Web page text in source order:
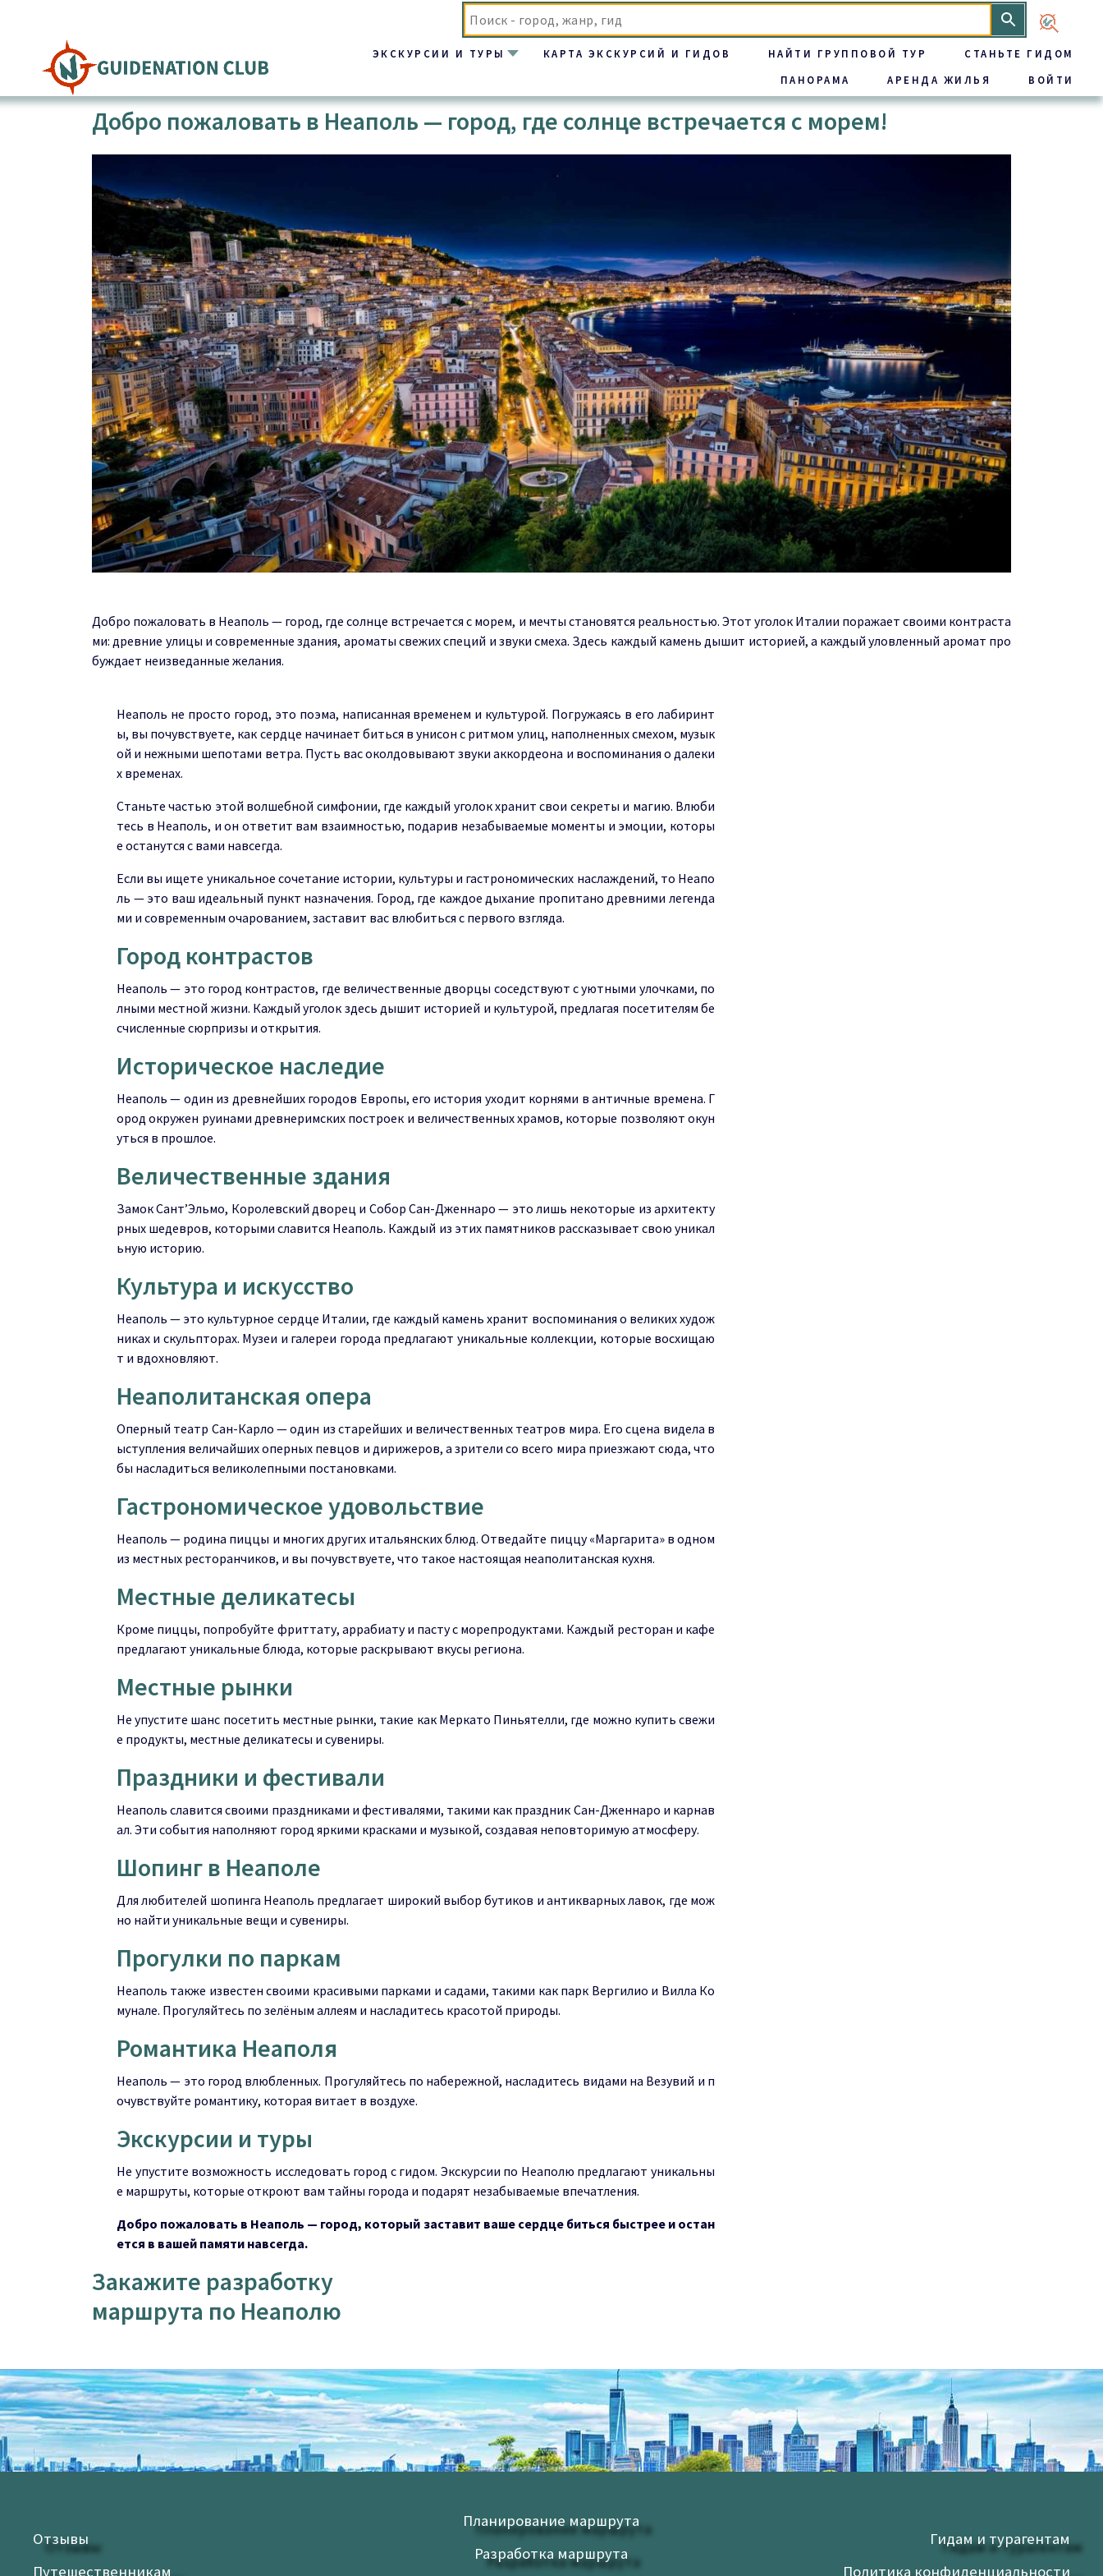
содержимому
ЭКСКУРСИИ И ТУРЫ КАРТА ЭКСКУРСИЙ И ГИДОВ НАЙТИ ГРУППОВОЙ ТУР
СТАНЬТЕ ГИДОМ
ПАНОРАМА
АРЕНДА ЖИЛЬЯ ВОЙТИ
Добро пожаловать в Неаполь — город, где солнце встречается с морем!
Добро пожаловать в Неаполь — город, где солнце встречается с морем, и мечты становятся реальностью. Этот уголок Италии поражает своими контраста
ми: древние улицы и современные здания, ароматы свежих специй и звуки смеха. Здесь каждый камень дышит историей, а каждый уловленный аромат про
буждает неизведанные желания.
Неаполь не просто город, это поэма, написанная временем и культурой. Погружаясь в его лабиринт
ы, вы почувствуете, как сердце начинает биться в унисон с ритмом улиц, наполненных смехом, музык
ой и нежными шепотами ветра. Пусть вас околдовывают звуки аккордеона и воспоминания о далеки
х временах.
Станьте частью этой волшебной симфонии, где каждый уголок хранит свои секреты и магию. Влюби
тесь в Неаполь, и он ответит вам взаимностью, подарив незабываемые моменты и эмоции, которы
е останутся с вами навсегда.
Если вы ищете уникальное сочетание истории, культуры и гастрономических наслаждений, то Неапо
ль — это ваш идеальный пункт назначения. Город, где каждое дыхание пропитано древними легенда
ми и современным очарованием, заставит вас влюбиться с первого взгляда.
Город контрастов
Неаполь — это город контрастов, где величественные дворцы соседствуют с уютными улочками, по
лными местной жизни. Каждый уголок здесь дышит историей и культурой, предлагая посетителям бе
счисленные сюрпризы и открытия.
Историческое наследие
Неаполь — один из древнейших городов Европы, его история уходит корнями в античные времена. Г
ород окружен руинами древнеримских построек и величественных храмов, которые позволяют окун
уться в прошлое.
Величественные здания
Замок Сант’Эльмо, Королевский дворец и Собор Сан-Дженнаро — это лишь некоторые из архитекту
рных шедевров, которыми славится Неаполь. Каждый из этих памятников рассказывает свою уникал
ьную историю.
Культура и искусство
Неаполь — это культурное сердце Италии, где каждый камень хранит воспоминания о великих худож
никах и скульпторах. Музеи и галереи города предлагают уникальные коллекции, которые восхищаю
т и вдохновляют.
Неаполитанская опера
Оперный театр Сан-Карло — один из старейших и величественных театров мира. Его сцена видела в
ыступления величайших оперных певцов и дирижеров, а зрители со всего мира приезжают сюда, что
бы насладиться великолепными постановками.
Гастрономическое удовольствие
Неаполь — родина пиццы и многих других итальянских блюд. Отведайте пиццу «Маргарита» в одном
из местных ресторанчиков, и вы почувствуете, что такое настоящая неаполитанская кухня.
Местные деликатесы
Кроме пиццы, попробуйте фриттату, аррабиату и пасту с морепродуктами. Каждый ресторан и кафе
предлагают уникальные блюда, которые раскрывают вкусы региона.
Местные рынки
Не упустите шанс посетить местные рынки, такие как Меркато Пиньятелли, где можно купить свежи
е продукты, местные деликатесы и сувениры.
Праздники и фестивали
Неаполь славится своими праздниками и фестивалями, такими как праздник Сан-Дженнаро и карнав
ал. Эти события наполняют город яркими красками и музыкой, создавая неповторимую атмосферу.
Шопинг в Неаполе
Для любителей шопинга Неаполь предлагает широкий выбор бутиков и антикварных лавок, где мож
но найти уникальные вещи и сувениры.
Прогулки по паркам
Неаполь также известен своими красивыми парками и садами, такими как парк Вергилио и Вилла Ко
мунале. Прогуляйтесь по зелёным аллеям и насладитесь красотой природы.
Романтика Неаполя
Неаполь — это город влюбленных. Прогуляйтесь по набережной, насладитесь видами на Везувий и п
очувствуйте романтику, которая витает в воздухе.
Экскурсии и туры
Не упустите возможность исследовать город с гидом. Экскурсии по Неаполю предлагают уникальны
е маршруты, которые откроют вам тайны города и подарят незабываемые впечатления.
Добро пожаловать в Неаполь — город, который заставит ваше сердце биться быстрее и остан
ется в вашей памяти навсегда.
Закажите разработку
маршрута по Неаполю
Отзывы
Путешественникам
Планирование маршрута
Разработка маршрута
Гидам и турагентам
Политика конфиденциальности